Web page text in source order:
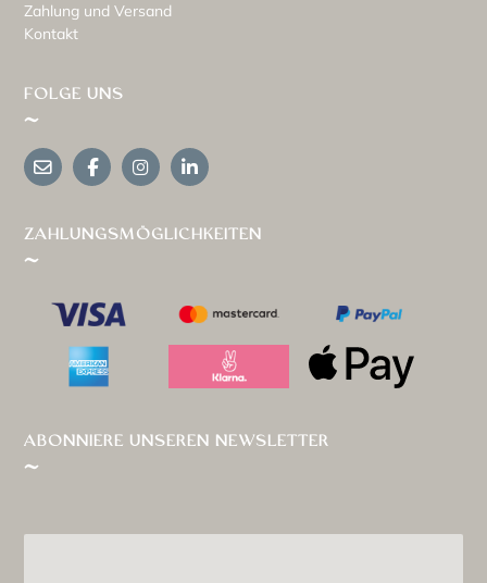
Zahlung und Versand
Kontakt
FOLGE UNS
ZAHLUNGSMÖGLICHKEITEN
ABONNIERE UNSEREN NEWSLETTER